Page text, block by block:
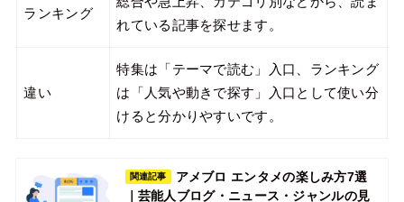
ランキング
れている記事を探せます。
違い
特集は「テーマで読む」入口、ランキング
は「人気や動きで探す」入口として使い分
けると分かりやすいです。
関連記事
アメブロ エンタメの楽しみ方7選
｜芸能人ブログ・ニュース・ジャンルの見